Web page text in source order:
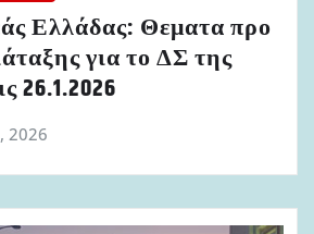
Ελλάδας: Θεματα προ
για το ΔΣ της
2026